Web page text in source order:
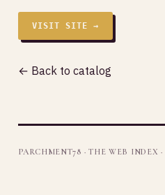
VISIT SITE →
← Back to catalog
PARCHMENT78 · THE WEB INDEX ·